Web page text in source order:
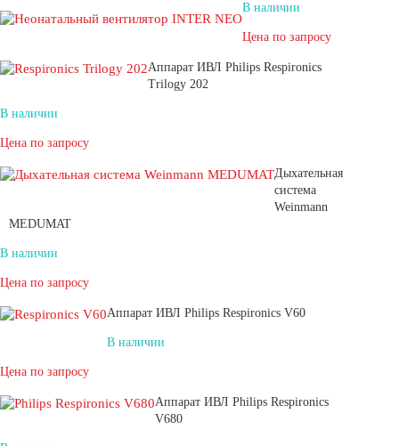
В наличии
Цена по запросу
Аппарат ИВЛ Philips Respironics
Trilogy 202
В наличии
Цена по запросу
Дыхательная
система
Weinmann
MEDUMAT
В наличии
Цена по запросу
Аппарат ИВЛ Philips Respironics V60
В наличии
Цена по запросу
Аппарат ИВЛ Philips Respironics
V680